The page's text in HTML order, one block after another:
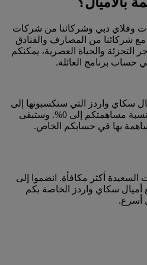
وفلاي دبي وشركائنا من شركات
مع شركائنا من المصارف والفنادق
التجزئة والحياة العصرية، يمكنكم
حساب برنامج العائلة.
سكاي واردز التي ستكسبونها إلى
حساب برنامج العائلة أو تحديد نسبة مساهمتكم إلى 0%. وستبقى
بها في حسابكم الخاص.
أكثر مكافأة. انضموا إلى
أميال سكاي واردز الخاصة بكم
أسرع.